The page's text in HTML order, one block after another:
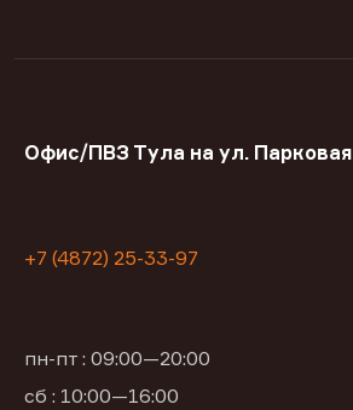
Офис/ПВЗ Тула на ул. Парковая
+7 (4872) 25-33-97
пн-пт : 09:00—20:00
сб : 10:00—16:00